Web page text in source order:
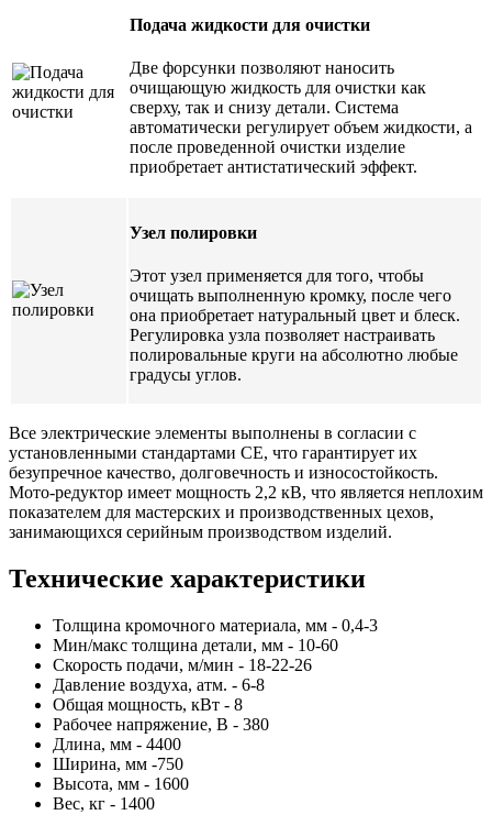
Подача жидкости для очистки
Две форсунки позволяют наносить
очищающую жидкость для очистки как
сверху, так и снизу детали. Система
автоматически регулирует объем жидкости, а
после проведенной очистки изделие
приобретает антистатический эффект.
Узел полировки
Этот узел применяется для того, чтобы
очищать выполненную кромку, после чего
она приобретает натуральный цвет и блеск.
Регулировка узла позволяет настраивать
полировальные круги на абсолютно любые
градусы углов.
Все электрические элементы выполнены в согласии с
установленными стандартами СЕ, что гарантирует их
безупречное качество, долговечность и износостойкость.
Мото-редуктор имеет мощность 2,2 кВ, что является неплохим
показателем для мастерских и производственных цехов,
занимающихся серийным производством изделий.
Технические характеристики
Толщина кромочного материала, мм - 0,4-3
Мин/макс толщина детали, мм - 10-60
Скорость подачи, м/мин - 18-22-26
Давление воздуха, атм. - 6-8
Общая мощность, кВт - 8
Рабочее напряжение, В - 380
Длина, мм - 4400
Ширина, мм -750
Высота, мм - 1600
Вес, кг - 1400